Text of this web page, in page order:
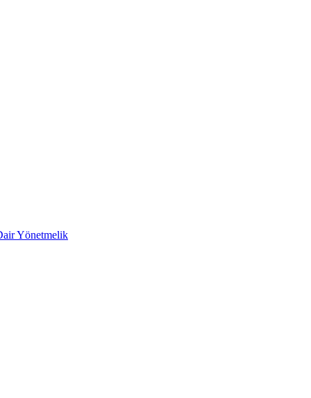
Yönetmelik